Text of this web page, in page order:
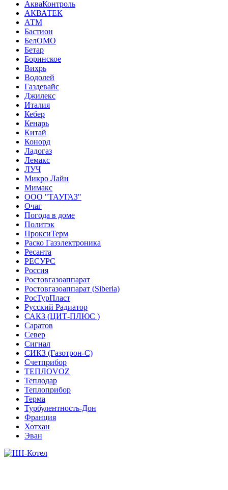
АкваКонтроль
АКВАТЕК
АТМ
Бастион
БелОМО
Бетар
Боринское
Вихрь
Водолей
Газдевайс
Джилекс
Италия
Кебер
Кенарь
Китай
Конорд
Ладогаз
Лемакс
ЛУЧ
Микро Лайн
Мимакс
ООО "ТАУГАЗ"
Очаг
Погода в доме
Политэк
ПроксиТерм
Раско Газэлектроника
Ресанта
РЕСУРС
Россия
Ростовгазоаппарат
Ростовгазоаппарат (Siberia)
РосТурПласт
Русский Радиатор
САКЗ (ЦИТ-ПЛЮС )
Саратов
Север
Сигнал
СИКЗ (Газотрон-С)
Счетприбор
ТЕПЛОVOZ
Теплодар
Теплоприбор
Терма
Турбулентность-Дон
Франция
Хотхан
Эван